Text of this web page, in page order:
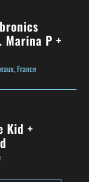
Marina P +
France
Kid +